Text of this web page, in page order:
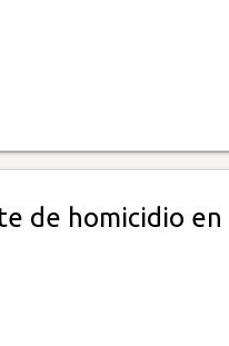
de homicidio en